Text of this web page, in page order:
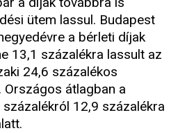
ütem lassul. Budapest
a bérleti díjak
13,1 százalékra lassult az
24,6 százalékos
átlagban a
12,9 százalékra